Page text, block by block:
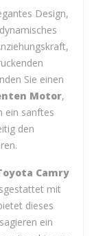
Design,
Sie einen
Motor,
ein sanftes
den
Camry
mit
dieses
ein